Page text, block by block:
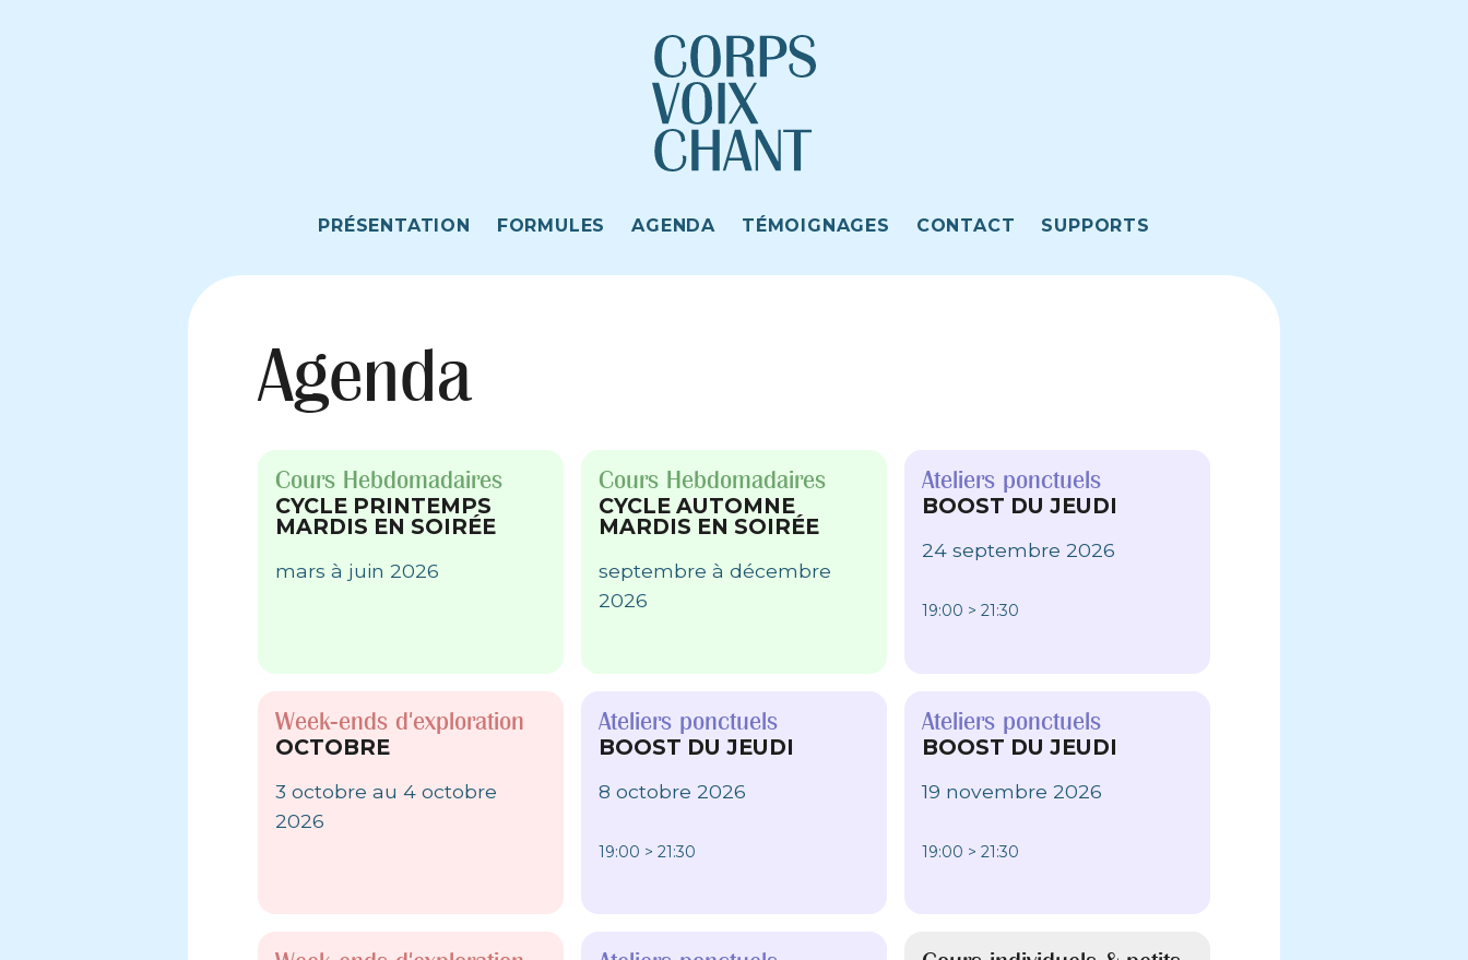
PRÉSENTATION FORMULES AGENDA TÉMOIGNAGES CONTACT SUPPORTS
Agenda
Cours Hebdomadaires
CYCLE PRINTEMPS
MARDIS EN SOIRÉE
mars à juin 2026
Cours Hebdomadaires
CYCLE AUTOMNE
MARDIS EN SOIRÉE
septembre à décembre
2026
Ateliers ponctuels
BOOST DU JEUDI
24 septembre 2026
19:00 > 21:30
Week-ends d'exploration
OCTOBRE
3 octobre au 4 octobre
2026
Ateliers ponctuels
BOOST DU JEUDI
8 octobre 2026
19:00 > 21:30
Ateliers ponctuels
BOOST DU JEUDI
19 novembre 2026
19:00 > 21:30